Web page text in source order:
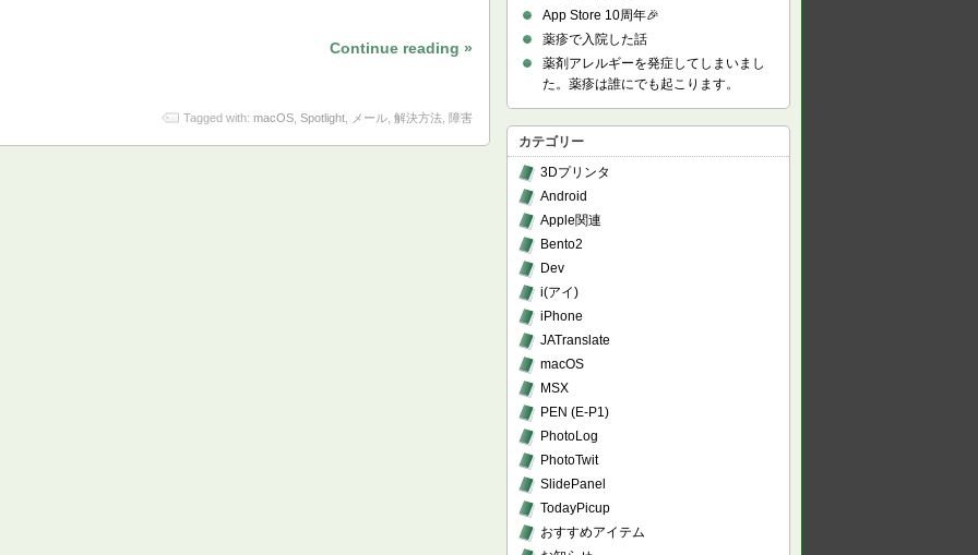
Continue reading »
Tagged with: macOS Spotlight メール 解決方法 障害
App Store 10周年🎉
薬疹で入院した話
薬剤アレルギーを発症してしまいまし
た。薬疹は誰にでも起こります。
カテゴリー
3Dプリンタ
Android
Apple関連
Bento2
Dev
i(アイ)
iPhone
JATranslate
macOS
MSX
PEN (E-P1)
PhotoLog
PhotoTwit
SlidePanel
TodayPicup
おすすめアイテム